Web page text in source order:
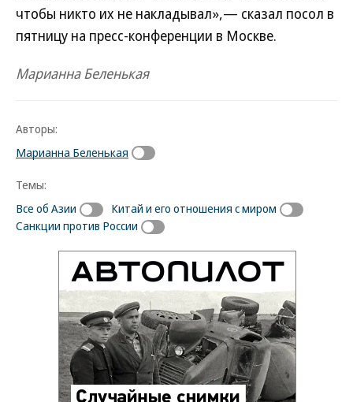
чтобы никто их не накладывал»,— сказал посол в
пятницу на пресс-конференции в Москве.
Марианна Беленькая
Авторы:
Марианна Беленькая
Темы:
Все об Азии
Китай и его отношения с миром
Санкции против России